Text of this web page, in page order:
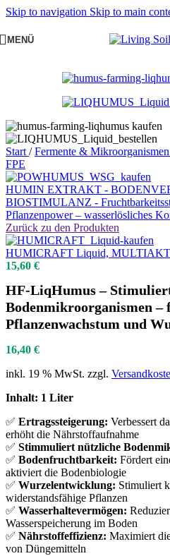
Skip to navigation Skip to main
MENÜ
Start / Fermente & Mikroorganismen
FPE
HUMIN EXTRAKT -
BIOSTIMULANZ -
Pflanzenpower – wasserlösliches
Zurück zu den Produkten
HUMICRAFT Liquid,
15,60 €
HF-LiqHumus –
Bodenmikroorganismen –
Pflanzenwachstum und
16,40 €
inkl. 19 % MwSt. zzgl.
Inhalt: 1 Liter
✅ Ertragssteigerung: Verbessert
erhöht die Nährstoffaufnahme
✅ Stimmuliert nützliche
✅ Bodenfruchtbarkeit: Fördert
aktiviert die Bodenbiologie
✅ Wurzelentwicklung: Stimuliert
widerstandsfähige Pflanzen
✅ Wasserhaltevermögen:
Wasserspeicherung im Boden
✅ Nährstoffeffizienz: Maximiert
von Düngemitteln